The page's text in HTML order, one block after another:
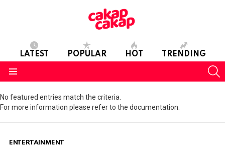
LATEST POPULAR HOT TRENDING
No featured entries match the criteria.
For more information please refer to the documentation.
ENTERTAINMENT